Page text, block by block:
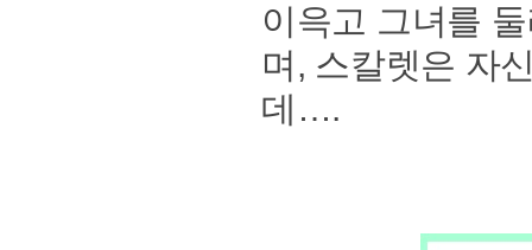
이윽고 그녀를
며, 스칼렛은 자
데….